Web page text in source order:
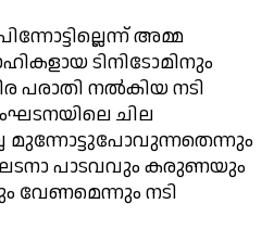
അമ്മ
ടിനിടോമിനും
പരാതി നല്‍കിയ നടി
ചില
മുന്നോട്ടുപോവുന്നതെന്നും
പാടവവും കരുണയും
വേണമെന്നും നടി